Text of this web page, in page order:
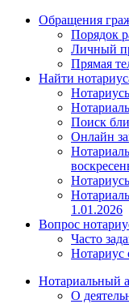
Обращения
Порядок
Личный
Прямая
Найти
Поиск
Онлайн
1.01.2026
Вопрос
Часто
Нотариус
Нотариальный
О